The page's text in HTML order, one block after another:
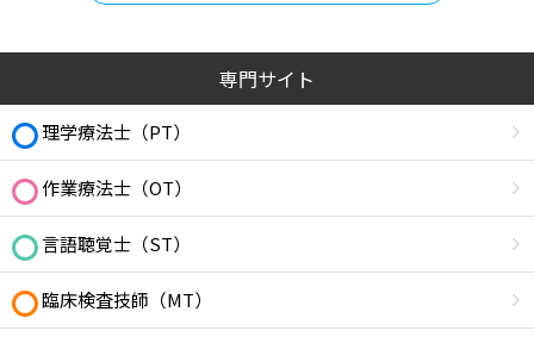
専門サイト
理学療法士（PT）
作業療法士（OT）
言語聴覚士（ST）
臨床検査技師（MT）